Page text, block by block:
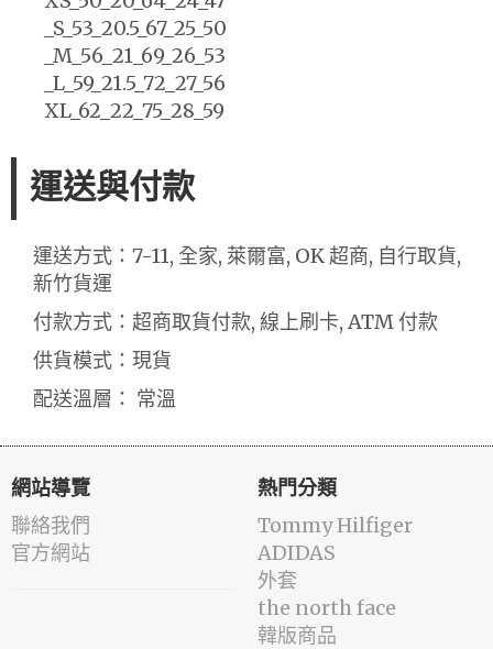
_S_53_20.5_67_25_50
_M_56_21_69_26_53
_L_59_21.5_72_27_56
XL_62_22_75_28_59
運送與付款
運送方式：7-11, 全家, 萊爾富, OK 超商, 自行取貨,
新竹貨運
付款方式：超商取貨付款, 線上刷卡, ATM 付款
供貨模式：現貨
配送溫層： 常溫
網站導覽
聯絡我們
官方網站
熱門分類
Tommy Hilfiger
ADIDAS
外套
the north face
韓版商品